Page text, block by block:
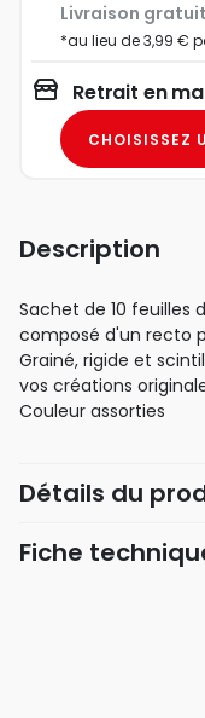
Livraison
*au lieu de 3,99 €
Retrait en
CHOISISSEZ
Description
Sachet de 10 feuilles
composé d'un recto
Grainé, rigide et
vos créations
Couleur assorties
Détails du
Fiche